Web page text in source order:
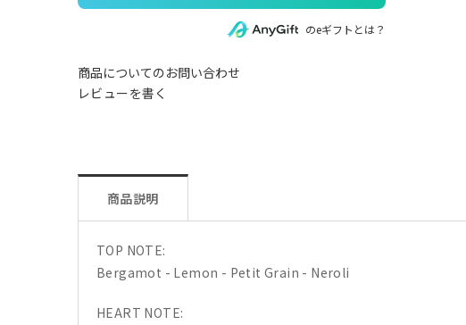
のeギフトとは？
商品についてのお問い合わせ
レビューを書く
商品説明
TOP NOTE:
Bergamot - Lemon - Petit Grain - Neroli
HEART NOTE: